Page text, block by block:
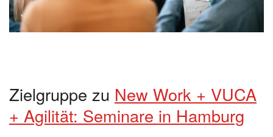
Zielgruppe zu New Work + VUCA
+ Agilität: Seminare in Hamburg